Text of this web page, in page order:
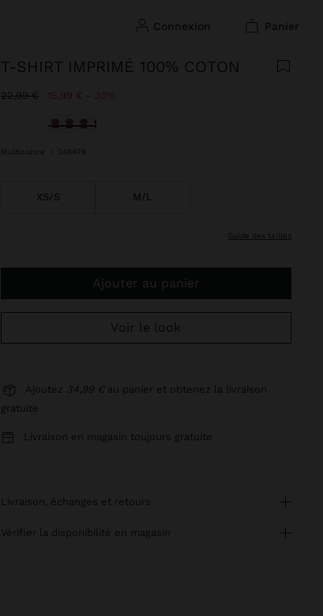
connexion panier
T-SHIRT IMPRIMÉ 100% COTON
Prix réduit de
22,99 €à 15,99 € 30%
sélectionné(s)
Multicolore 248479
XS/S M/L
guide des tailles
Ajouter au panier
Voir le look
Ajoutez 34,99 € au panier et obtenez la livraison
gratuite
Livraison en magasin toujours gratuite
livraison, échanges et retours
vérifier la disponibilité en magasin